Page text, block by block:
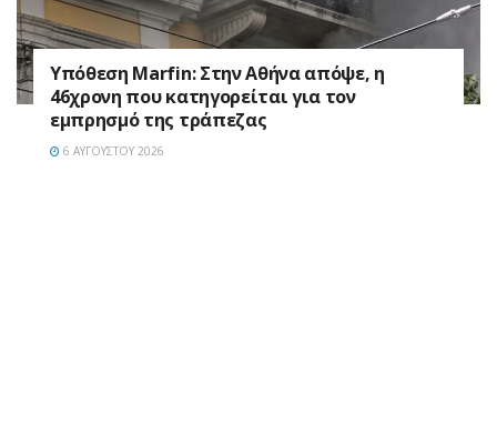
Υπόθεση Marfin: Στην Αθήνα απόψε, η
46χρονη που κατηγορείται για τον
εμπρησμό της τράπεζας
6 ΑΥΓΟΎΣΤΟΥ 2026